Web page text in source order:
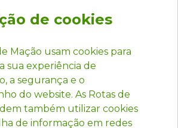
on:
de cookies
Mação usam cookies para
sua experiência de
a segurança e o
do website. As Rotas de
também utilizar cookies
de informação em redes